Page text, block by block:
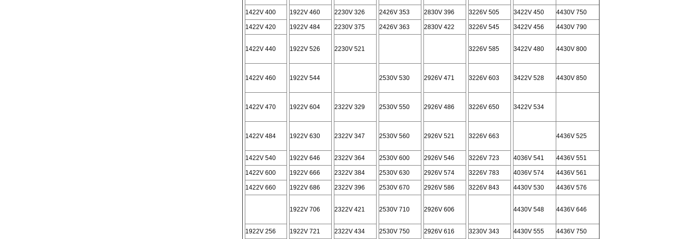
1422V 400 1922V 460 2230V 326 2426V 353 2830V 396 3226V 505 3422V 450 4430V 750
1422V 420 1922V 484 2230V 375 2426V 363 2830V 422 3226V 545 3422V 456 4430V 790
1422V 440 1922V 526 2230V 521 3226V 585 3422V 480 4430V 800
1422V 460 1922V 544 2530V 530 2926V 471 3226V 603 3422V 528 4430V 850
1422V 470 1922V 604 2322V 329 2530V 550 2926V 486 3226V 650 3422V 534
1422V 484 1922V 630 2322V 347 2530V 560 2926V 521 3226V 663 4436V 525
1422V 540 1922V 646 2322V 364 2530V 600 2926V 546 3226V 723 4036V 541 4436V 551
1422V 600 1922V 666 2322V 384 2530V 630 2926V 574 3226V 783 4036V 574 4436V 561
1422V 660 1922V 686 2322V 396 2530V 670 2926V 586 3226V 843 4430V 530 4436V 576
1922V 706 2322V 421 2530V 710 2926V 606 4430V 548 4436V 646
1922V 256 1922V 721 2322V 434 2530V 750 2926V 616 3230V 343 4430V 555 4436V 750